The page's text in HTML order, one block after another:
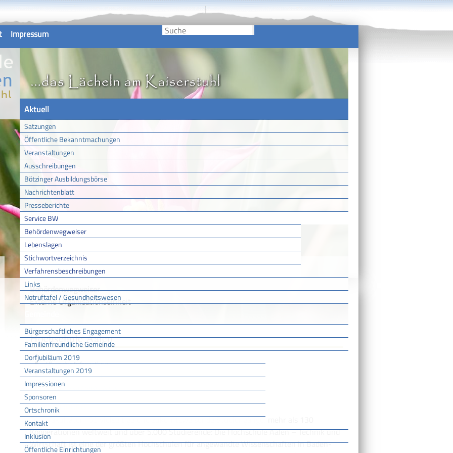
Impressum
Aktuell
Satzungen
Öffentliche Bekanntmachungen
Veranstaltungen
Ausschreibungen
Bötzinger Ausbildungsbörse
Nachrichtenblatt
Presseberichte
Service BW
Behördenwegweiser
Lebenslagen
Stichwortverzeichnis
Verfahrensbeschreibungen
Links
Notruftafel / Gesundheitswesen
Bürgerschaftliches Engagement
Familienfreundliche Gemeinde
Dorfjubiläum 2019
Veranstaltungen 2019
Impressionen
Sponsoren
Ortschronik
Kontakt
Inklusion
Öffentliche Einrichtungen
Sie sind hier:Startseite /Aktuell /Service BW /Behördenwegweiser
Behördenwegweiser
Externe Organisationseinheit
Hochschule Aalen
Allgemeine Informationen
Zugehörige Leistungen
Formulare und Onlinedienste
BESCHREIBUNG
Fünf Fakultäten, 60 vielseitige und zukunftsweisende Studiengänge, mehr als 130
Kooperationen weltweit und über 5.000 Studierende: Die Hochschule Aalen – Technik und
Wirtschaft ist eine der größten Hochschulen für angewandte Wissenschaften in Baden-